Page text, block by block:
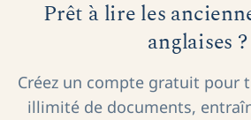
Prêt à lire les
anglaises ?
Créez un compte gratuit pour
illimité de documents,